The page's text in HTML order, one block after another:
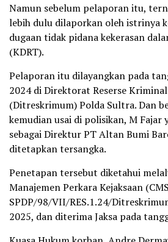
Namun sebelum pelaporan itu,
lebih dulu dilaporkan oleh istrinya
dugaan tidak pidana kekerasan
(KDRT).
Pelaporan itu dilayangkan pada
2024 di Direktorat Reserse
(Ditreskrimum) Polda Sultra. Dan
kemudian usai di polisikan, M Fajar
sebagai Direktur PT Altan Bumi
ditetapkan tersangka.
Penetapan tersebut diketahui
Manajemen Perkara Kejaksaan
SPDP/98/VII/RES.1.24/
2025, dan diterima Jaksa pada